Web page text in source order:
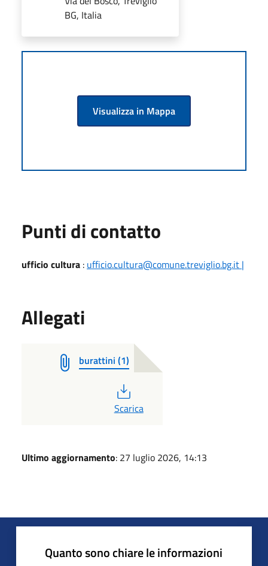
BG, Italia
Visualizza in Mappa
Punti di contatto
ufficio cultura : ufficio.cultura@comune.treviglio.bg.it |
Allegati
burattini (1)
PDF
Scarica
Ultimo aggiornamento: 27 luglio 2026, 14:13
Quanto sono chiare le informazioni